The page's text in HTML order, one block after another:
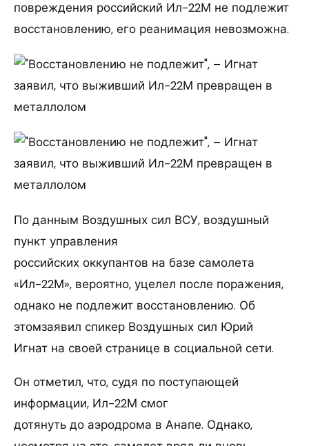
повреждения российский Ил-22М не подлежит
восстановлению, его реанимация невозможна.
По данным Воздушных сил ВСУ, воздушный
пункт управления
российских оккупантов на базе самолета
«Ил-22М», вероятно, уцелел после поражения,
однако не подлежит восстановлению. Об
этомзаявил спикер Воздушных сил Юрий
Игнат на своей странице в социальной сети.
Он отметил, что, судя по поступающей
информации, Ил-22М смог
дотянуть до аэродрома в Анапе. Однако,